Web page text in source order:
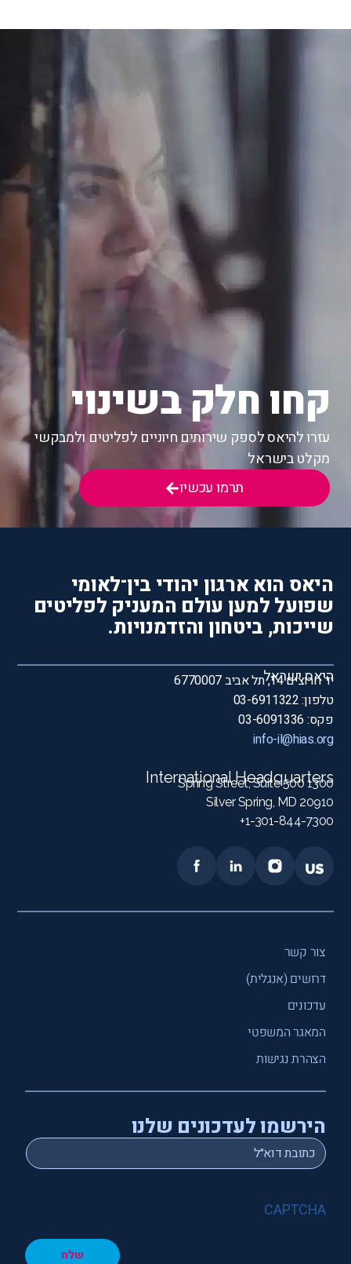
קחו חלק בשינוי
עזרו להיאס לספק שירותים חיוניים לפליטים ולמבקשי
מקלט בישראל
תרמו עכשיו
היאס הוא ארגון יהודי בין־לאומי
שפועל למען עולם המעניק לפליטים
שייכות, ביטחון והזדמנויות.
היאס ישראל
יד חרוצים 14, תל אביב 6770007
טלפון: 03-6911322
פקס: 03-6091336
info-il@hias.org
International Headquarters
1300 Spring Street, Suite 500
Silver Spring, MD 20910
1-301-844-7300+
צור קשר
דרושים (אנגלית)
עדכונים
המאגר המשפטי
הצהרת נגישות
הירשמו לעדכונים שלנו
Email
*
CAPTCHA
שלח